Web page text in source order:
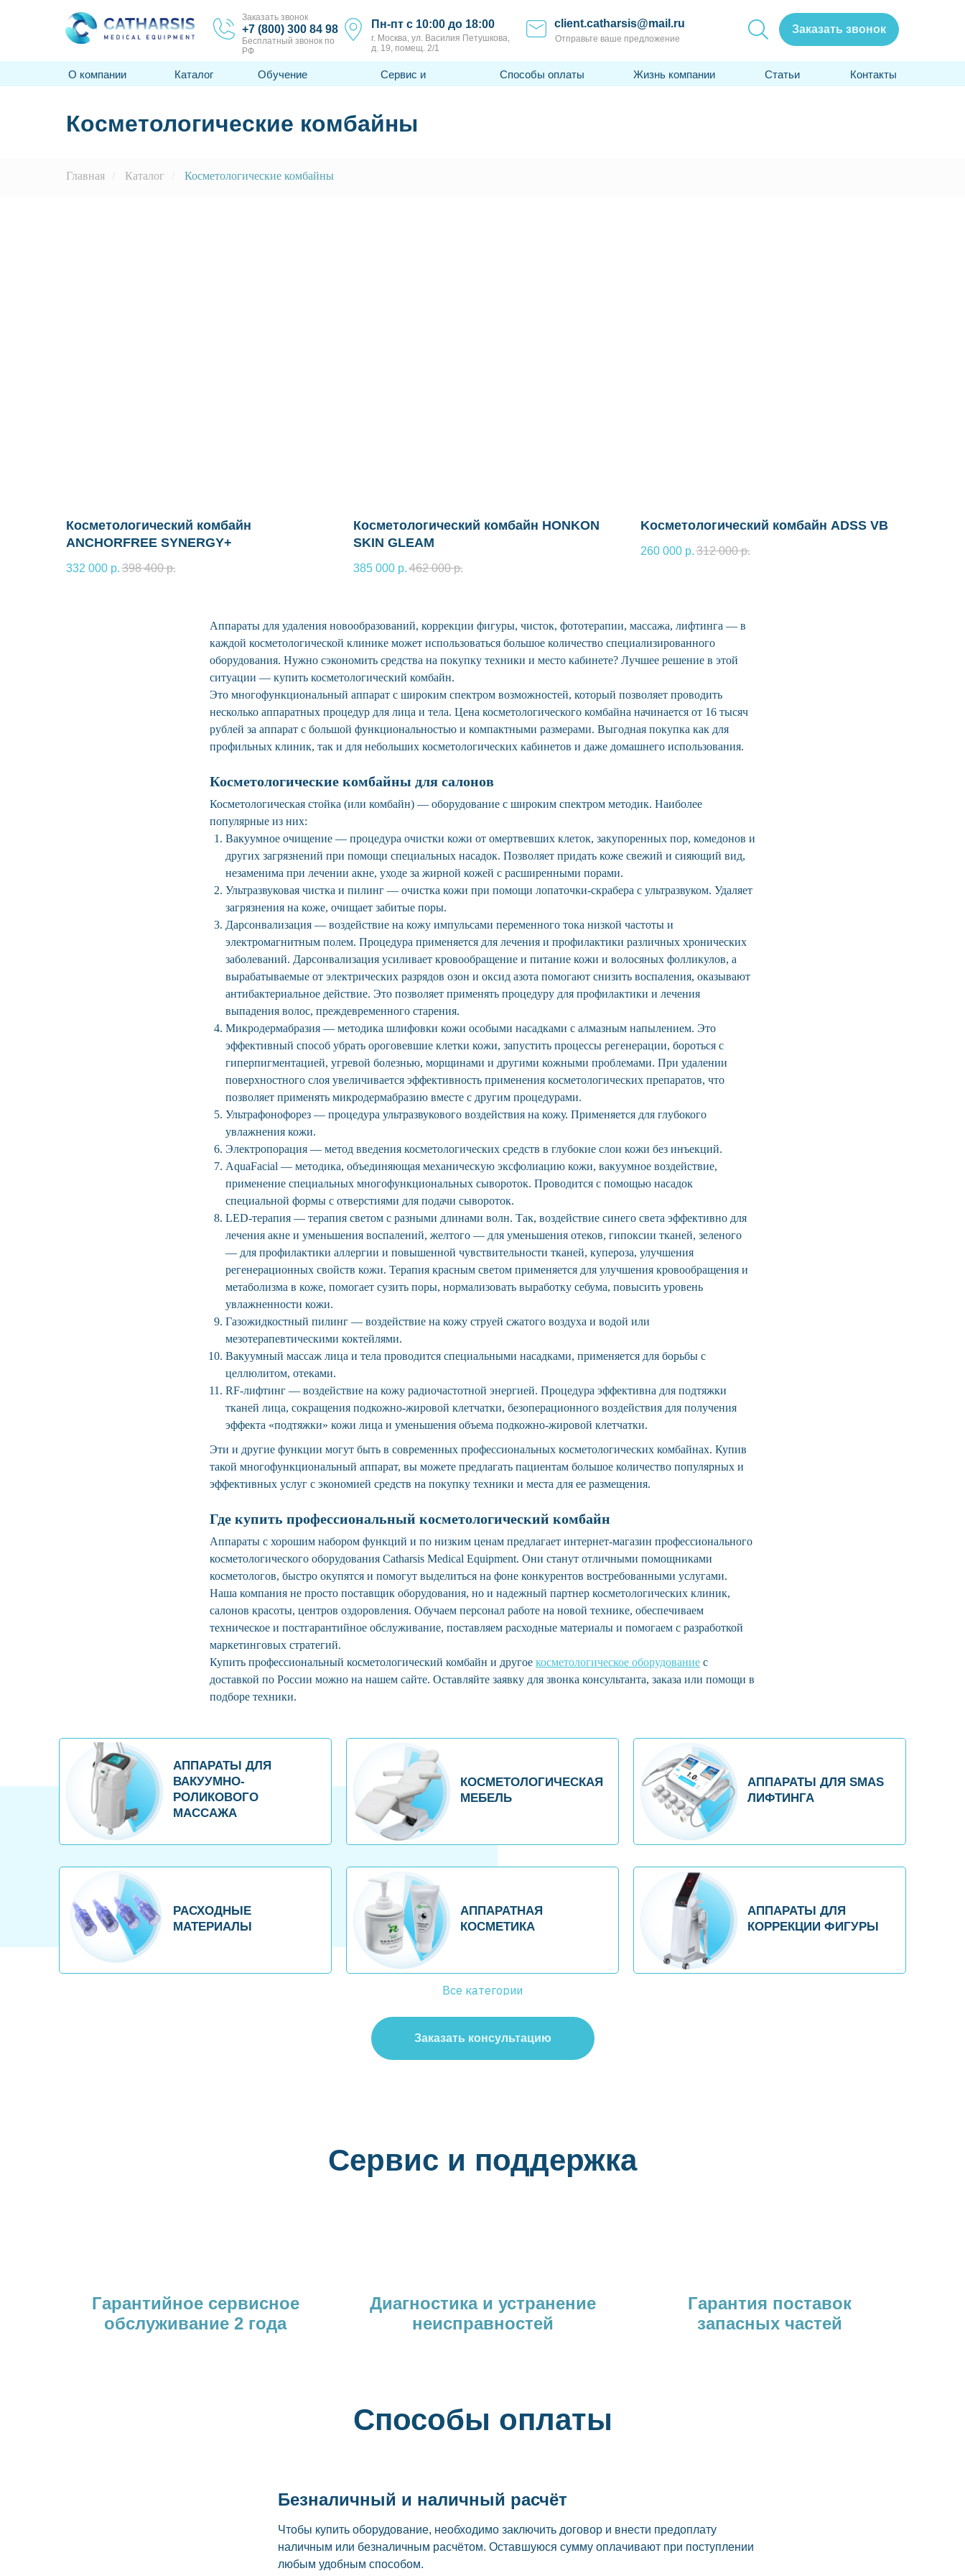
О компании Способы оплаты
Каталог Обучение Жизнь компании Контакты
Сервис и
Статьи
Заказать звонок
client.catharsis@mail.ru
Отправьте ваше предложение
Заказать звонок
Пн-пт с 10:00 до 18:00
г. Москва, ул. Василия Петушкова,
д. 19, помещ. 2/1
Бесплатный звонок по
РФ
+7 (800) 300 84 98
Косметологические комбайны
Главная Каталог Косметологические комбайны
Косметологический комбайн
ANCHORFREE SYNERGY+
332 000 р. 398 400 р.
Косметологический комбайн HONKON
SKIN GLEAM
385 000 р. 462 000 р.
Kосметологический комбайн ADSS VB
260 000 р. 312 000 р.
Аппараты для удаления новообразований, коррекции фигуры, чисток, фототерапии, массажа, лифтинга — в
каждой косметологической клинике может использоваться большое количество специализированного
оборудования. Нужно сэкономить средства на покупку техники и место кабинете? Лучшее решение в этой
ситуации — купить косметологический комбайн.
Это многофункциональный аппарат с широким спектром возможностей, который позволяет проводить
несколько аппаратных процедур для лица и тела. Цена косметологического комбайна начинается от 16 тысяч
рублей за аппарат с большой функциональностью и компактными размерами. Выгодная покупка как для
профильных клиник, так и для небольших косметологических кабинетов и даже домашнего использования.
Косметологические комбайны для салонов
Косметологическая стойка (или комбайн) — оборудование с широким спектром методик. Наиболее
популярные из них:
Вакуумное очищение — процедура очистки кожи от омертвевших клеток, закупоренных пор, комедонов и
других загрязнений при помощи специальных насадок. Позволяет придать коже свежий и сияющий вид,
незаменима при лечении акне, уходе за жирной кожей с расширенными порами.
Ультразвуковая чистка и пилинг — очистка кожи при помощи лопаточки-скрабера с ультразвуком. Удаляет
загрязнения на коже, очищает забитые поры.
Дарсонвализация — воздействие на кожу импульсами переменного тока низкой частоты и
электромагнитным полем. Процедура применяется для лечения и профилактики различных хронических
заболеваний. Дарсонвализация усиливает кровообращение и питание кожи и волосяных фолликулов, а
вырабатываемые от электрических разрядов озон и оксид азота помогают снизить воспаления, оказывают
антибактериальное действие. Это позволяет применять процедуру для профилактики и лечения
выпадения волос, преждевременного старения.
Микродермабразия — методика шлифовки кожи особыми насадками с алмазным напылением. Это
эффективный способ убрать ороговевшие клетки кожи, запустить процессы регенерации, бороться с
гиперпигментацией, угревой болезнью, морщинами и другими кожными проблемами. При удалении
поверхностного слоя увеличивается эффективность применения косметологических препаратов, что
позволяет применять микродермабразию вместе с другим процедурами.
Ультрафонофорез — процедура ультразвукового воздействия на кожу. Применяется для глубокого
увлажнения кожи.
Электропорация — метод введения косметологических средств в глубокие слои кожи без инъекций.
AquaFacial — методика, объединяющая механическую эксфолиацию кожи, вакуумное воздействие,
применение специальных многофункциональных сывороток. Проводится с помощью насадок
специальной формы с отверстиями для подачи сывороток.
LED-терапия — терапия светом с разными длинами волн. Так, воздействие синего света эффективно для
лечения акне и уменьшения воспалений, желтого — для уменьшения отеков, гипоксии тканей, зеленого
— для профилактики аллергии и повышенной чувствительности тканей, купероза, улучшения
регенерационных свойств кожи. Терапия красным светом применяется для улучшения кровообращения и
метаболизма в коже, помогает сузить поры, нормализовать выработку себума, повысить уровень
увлажненности кожи.
Газожидкостный пилинг — воздействие на кожу струей сжатого воздуха и водой или
мезотерапевтическими коктейлями.
Вакуумный массаж лица и тела проводится специальными насадками, применяется для борьбы с
целлюлитом, отеками.
RF-лифтинг — воздействие на кожу радиочастотной энергией. Процедура эффективна для подтяжки
тканей лица, сокращения подкожно-жировой клетчатки, безоперационного воздействия для получения
эффекта «подтяжки» кожи лица и уменьшения объема подкожно-жировой клетчатки.
Эти и другие функции могут быть в современных профессиональных косметологических комбайнах. Купив
такой многофункциональный аппарат, вы можете предлагать пациентам большое количество популярных и
эффективных услуг с экономией средств на покупку техники и места для ее размещения.
Где купить профессиональный косметологический комбайн
Аппараты с хорошим набором функций и по низким ценам предлагает интернет-магазин профессионального
косметологического оборудования Catharsis Medical Equipment. Они станут отличными помощниками
косметологов, быстро окупятся и помогут выделиться на фоне конкурентов востребованными услугами.
Наша компания не просто поставщик оборудования, но и надежный партнер косметологических клиник,
салонов красоты, центров оздоровления. Обучаем персонал работе на новой технике, обеспечиваем
техническое и постгарантийное обслуживание, поставляем расходные материалы и помогаем с разработкой
маркетинговых стратегий.
Купить профессиональный косметологический комбайн и другое косметологическое оборудование с
доставкой по России можно на нашем сайте. Оставляйте заявку для звонка консультанта, заказа или помощи в
подборе техники.
АППАРАТЫ ДЛЯ
ВАКУУМНО-
РОЛИКОВОГО
МАССАЖА
РАСХОДНЫЕ
МАТЕРИАЛЫ
КОСМЕТОЛОГИЧЕСКАЯ
МЕБЕЛЬ
АППАРАТНАЯ
КОСМЕТИКА
АППАРАТЫ ДЛЯ SMAS
ЛИФТИНГА
АППАРАТЫ ДЛЯ
КОРРЕКЦИИ ФИГУРЫ
Все категории
Заказать консультацию
Сервис и поддержка
Гарантийное сервисное
обслуживание 2 года
Диагностика и устранение
неисправностей
Гарантия поставок
запасных частей
Способы оплаты
Безналичный и наличный расчёт
Чтобы купить оборудование, необходимо заключить договор и внести предоплату
наличным или безналичным расчётом. Оставшуюся сумму оплачивают при поступлении
любым удобным способом.